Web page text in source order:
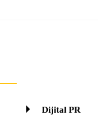
Dijital PR